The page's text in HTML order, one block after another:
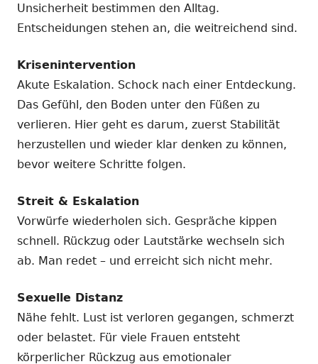
Unsicherheit bestimmen den Alltag.
Entscheidungen stehen an, die weitreichend sind.
Krisenintervention
Akute Eskalation. Schock nach einer Entdeckung.
Das Gefühl, den Boden unter den Füßen zu
verlieren. Hier geht es darum, zuerst Stabilität
herzustellen und wieder klar denken zu können,
bevor weitere Schritte folgen.
Streit & Eskalation
Vorwürfe wiederholen sich. Gespräche kippen
schnell. Rückzug oder Lautstärke wechseln sich
ab. Man redet – und erreicht sich nicht mehr.
Sexuelle Distanz
Nähe fehlt. Lust ist verloren gegangen, schmerzt
oder belastet. Für viele Frauen entsteht
körperlicher Rückzug aus emotionaler